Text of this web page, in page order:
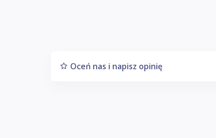
Oceń nas i napisz opinię